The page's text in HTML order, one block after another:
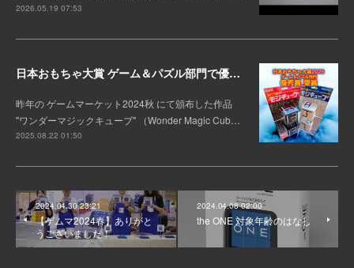
2026.05.19 07:53
日本おもちゃ大賞 ゲーム＆パズル部門で優秀賞を受賞！
昨年の ゲームマーケット2024秋 にて頒布した作品
"ワンダーマジックキューブ" （Wonder Magic Cub…
2025.08.22 01:50
2024.04.30 23:21
【ゲムマ2024春】ありがと
うございました！
2024.04.08 02:00
the ONE 対象年齢のはなし